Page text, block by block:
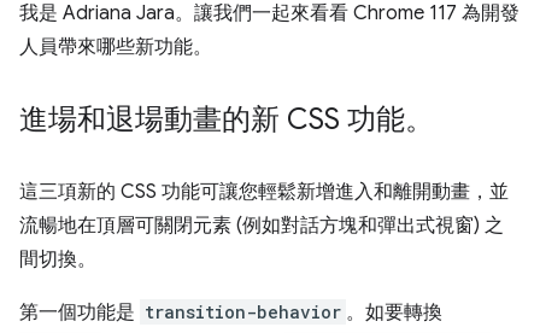
我是 Adriana Jara。讓我們一起來看看 Chrome 117 為開發
人員帶來哪些新功能。
進場和退場動畫的新 CSS 功能。
這三項新的 CSS 功能可讓您輕鬆新增進入和離開動畫，並
流暢地在頂層可關閉元素 (例如對話方塊和彈出式視窗) 之
間切換。
第一個功能是 transition-behavior 。如要轉換